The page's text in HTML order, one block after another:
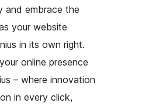
and embrace the
your website
in its own right.
online presence
– where innovation
in every click,